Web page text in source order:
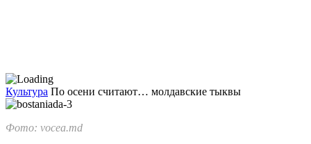
Культура По осени считают… молдавские тыквы
Фото: vocea.md